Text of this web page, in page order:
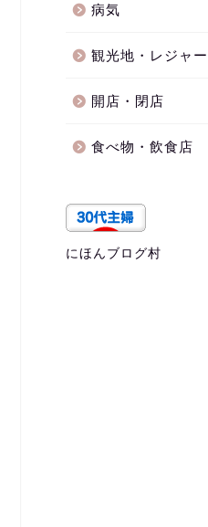
病気
観光地・レジャー
開店・閉店
食べ物・飲食店
にほんブログ村